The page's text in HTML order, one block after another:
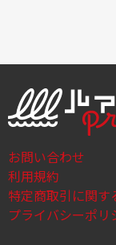
お問い合わせ
利用規約
特定商取引に関す
プライバシーポリ